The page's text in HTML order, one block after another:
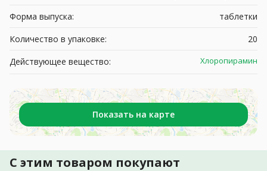
Форма выпуска:
таблетки
Количество в упаковке:
20
Действующее вещество:
Хлоропирамин
Показать на карте
С этим товаром покупают